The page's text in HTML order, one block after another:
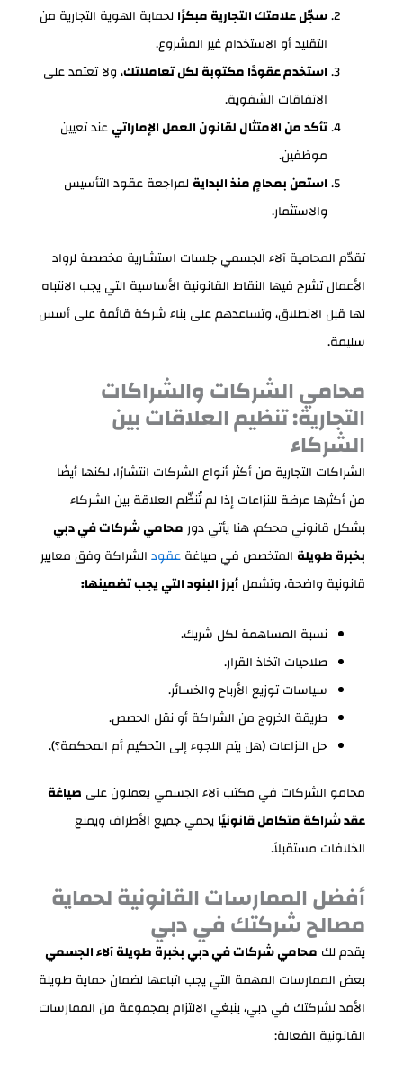
سجّل علامتك التجارية مبكرًا لحماية الهوية التجارية من
التقليد أو الاستخدام غير المشروع.
استخدم عقودًا مكتوبة لكل تعاملاتك، ولا تعتمد على
الاتفاقات الشفوية.
تأكد من الامتثال لقانون العمل الإماراتيعند تعيين
موظفين.
استعن بمحامٍ منذ البداية لمراجعة عقود التأسيس
والاستثمار.
تقدّم المحامية آلاء الجسمي جلسات استشارية مخصصة لرواد
الأعمال تشرح فيها النقاط القانونية الأساسية التي يجب الانتباه
لها قبل الانطلاق، وتساعدهم على بناء شركة قائمة على أسس
سليمة.
محامي الشركات والشراكات
التجارية: تنظيم العلاقات بين
الشركاء
الشراكات التجارية من أكثر أنواع الشركات انتشارًا، لكنها أيضًا
من أكثرها عرضة للنزاعات إذا لم تُنظّم العلاقة بين الشركاء
بشكل قانوني محكم، هنا يأتي دورمحامي شركات في دبي
بخبرة طويلة المتخصص في صياغةعقودالشراكة وفق معايير
قانونية واضحة، وتشملأبرز البنود التي يجب تضمينها:
نسبة المساهمة لكل شريك.
صلاحيات اتخاذ القرار.
سياسات توزيع الأرباح والخسائر.
طريقة الخروج من الشراكة أو نقل الحصص.
حل النزاعات (هل يتم اللجوء إلى التحكيم أم المحكمة؟).
محامو الشركات في مكتب آلاء الجسمي يعملون على صياغة
عقد شراكة متكامل قانونيًايحمي جميع الأطراف ويمنع
الخلافات مستقبلاً.
أفضل الممارسات القانونية لحماية
مصالح شركتك في دبي
يقدم لك محامي شركات في دبي بخبرة طويلة آلاء الجسمي
بعض الممارسات المهمة التي يجب اتباعها لضمان حماية طويلة
الأمد لشركتك في دبي، ينبغي الالتزام بمجموعة من الممارسات
القانونية الفعالة: